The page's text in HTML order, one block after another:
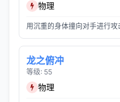
物理
用沉重的身体撞向对手进行攻
龙之俯冲
等级: 55
物理